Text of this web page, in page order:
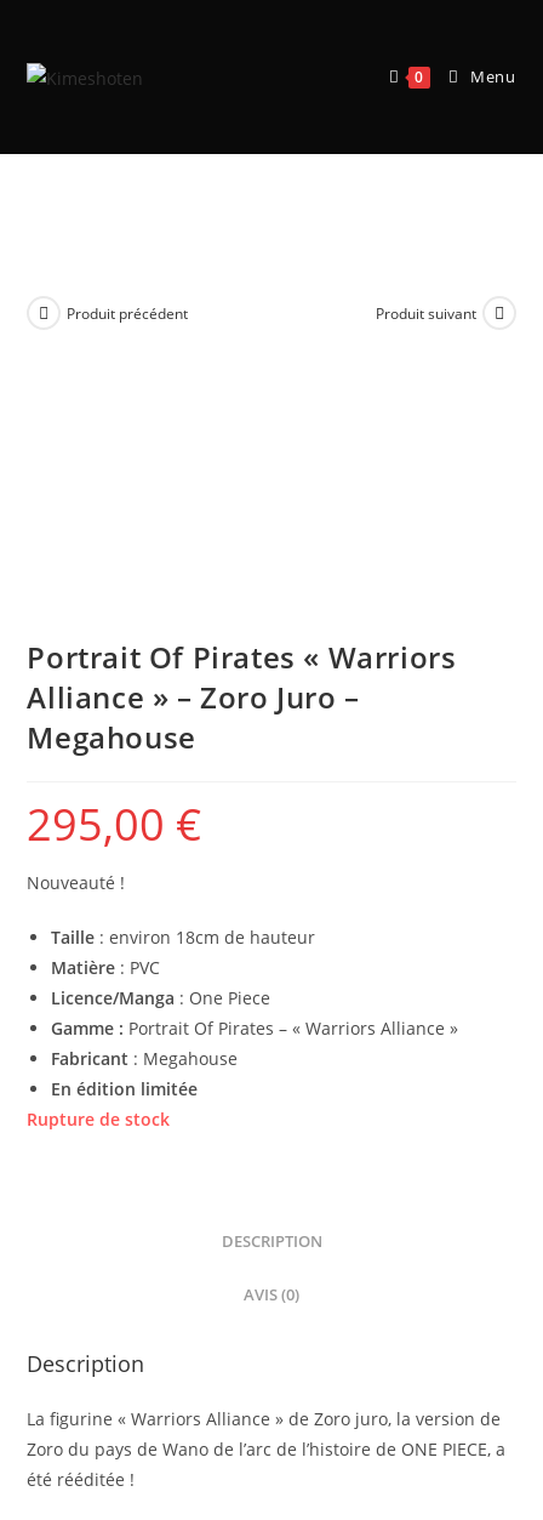
0 Menu
Produit précédent Produit suivant
Portrait Of Pirates « Warriors
Alliance » – Zoro Juro –
Megahouse
295,00 €
Nouveauté !
Taille : environ 18cm de hauteur
Matière : PVC
Licence/Manga : One Piece
Gamme : Portrait Of Pirates – « Warriors Alliance »
Fabricant : Megahouse
En édition limitée
Rupture de stock
DESCRIPTION
AVIS (0)
Description
La figurine « Warriors Alliance » de Zoro juro, la version de
Zoro du pays de Wano de l’arc de l’histoire de ONE PIECE, a
été rééditée !